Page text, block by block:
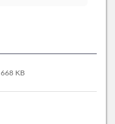
668 KB